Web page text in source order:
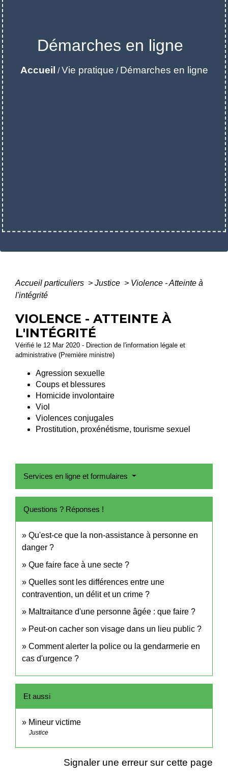
Démarches en ligne
Accueil /Vie pratique / Démarches en ligne
Accueil particuliers > Justice > Violence - Atteinte à
l'intégrité
VIOLENCE - ATTEINTE À
L'INTÉGRITÉ
Vérifié le 12 Mar 2020 - Direction de l'information légale et
administrative (Première ministre)
Agression sexuelle
Coups et blessures
Homicide involontaire
Viol
Violences conjugales
Prostitution, proxénétisme, tourisme sexuel
Services en ligne et formulaires
Questions ? Réponses !
Qu'est-ce que la non-assistance à personne en
danger ?
Que faire face à une secte ?
Quelles sont les différences entre une
contravention, un délit et un crime ?
Maltraitance d'une personne âgée : que faire ?
Peut-on cacher son visage dans un lieu public ?
Comment alerter la police ou la gendarmerie en
cas d'urgence ?
Et aussi
Mineur victime
Justice
Signaler une erreur sur cette page